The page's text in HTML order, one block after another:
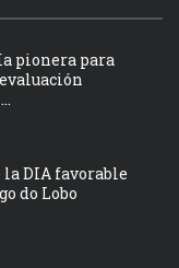
pionera para
la DIA favorable
do Lobo